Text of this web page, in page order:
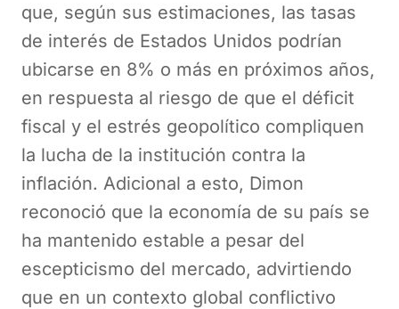
que, según sus estimaciones, las tasas
de interés de Estados Unidos podrían
ubicarse en 8% o más en próximos años,
en respuesta al riesgo de que el déficit
fiscal y el estrés geopolítico compliquen
la lucha de la institución contra la
inflación. Adicional a esto, Dimon
reconoció que la economía de su país se
ha mantenido estable a pesar del
escepticismo del mercado, advirtiendo
que en un contexto global conflictivo